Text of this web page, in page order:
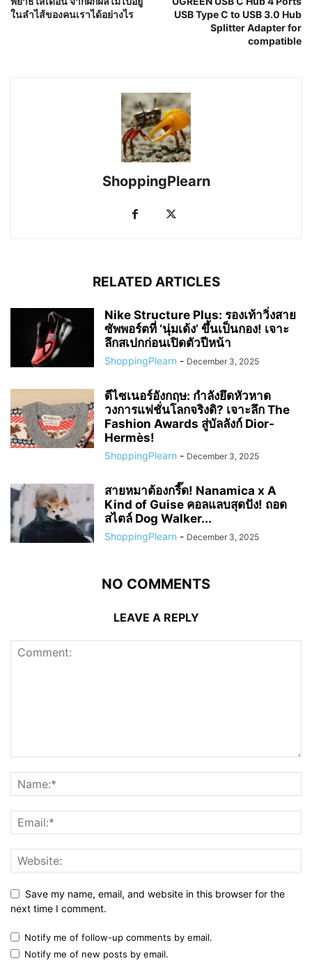
ในลำไส้ของคนเราได้อย่างไร
USB Type C to USB 3.0 Hub
Splitter Adapter for
compatible
ShoppingPlearn
RELATED ARTICLES
Nike Structure Plus: รองเท้าวิ่งสาย
ซัพพอร์ตที่ ‘นุ่มเด้ง’ ขึ้นเป็นกอง! เจาะ
ลึกสเปกก่อนเปิดตัวปีหน้า
ShoppingPlearn - December 3, 2025
ดีไซเนอร์อังกฤษ: กำลังยึดหัวหาด
วงการแฟชั่นโลกจริงดิ? เจาะลึก The
Fashion Awards สู่บัลลังก์ Dior-
Hermès!
ShoppingPlearn - December 3, 2025
สายหมาต้องกรี๊ด! Nanamica x A
Kind of Guise คอลแลบสุดปัง! ถอด
สไตล์ Dog Walker...
ShoppingPlearn - December 3, 2025
NO COMMENTS
LEAVE A REPLY
Save my name, email, and website in this browser for the
next time I comment.
Notify me of follow-up comments by email.
Notify me of new posts by email.